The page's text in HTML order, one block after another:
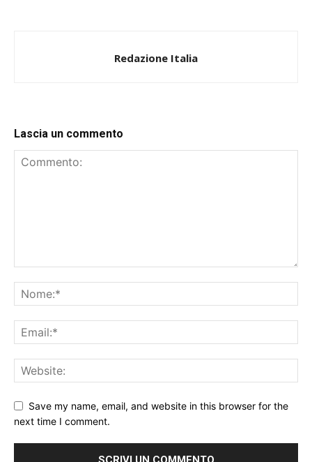
Redazione Italia
Lascia un commento
Save my name, email, and website in this browser for the
next time I comment.